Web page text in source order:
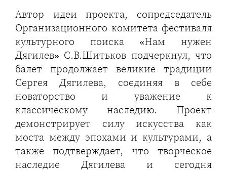
Автор идеи проекта, сопредседатель
Организационного комитета фестиваля
культурного поиска «Нам нужен
Дягилев» С.В.Шитьков подчеркнул, что
балет продолжает великие традиции
Сергея Дягилева, соединяя в себе
новаторство и уважение к
классическому наследию. Проект
демонстрирует силу искусства как
моста между эпохами и культурами, а
также подтверждает, что творческое
наследие Дягилева и сегодня